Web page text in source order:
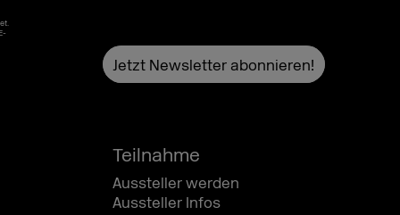
Teilnahme
Aussteller werden
Aussteller Infos